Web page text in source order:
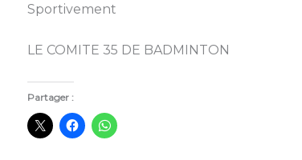
Sportivement
LE COMITE 35 DE BADMINTON
Partager :